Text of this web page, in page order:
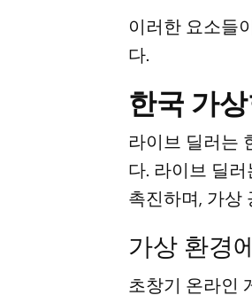
이러한 요소들
다.
한국 가
라이브 딜러는
다. 라이브 딜
촉진하며, 가상
가상 환경
초창기 온라인